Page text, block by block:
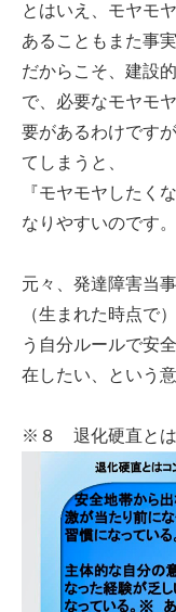
とはいえ、モヤモ
あることもまた事実
だからこそ、建設
で、必要なモヤモ
要があるわけです
てしまうと、
『モヤモヤしたく
なりやすいのです。
元々、発達障害当
（生まれた時点で
う自分ルールで安
在したい、という
※８ 退化硬直とは